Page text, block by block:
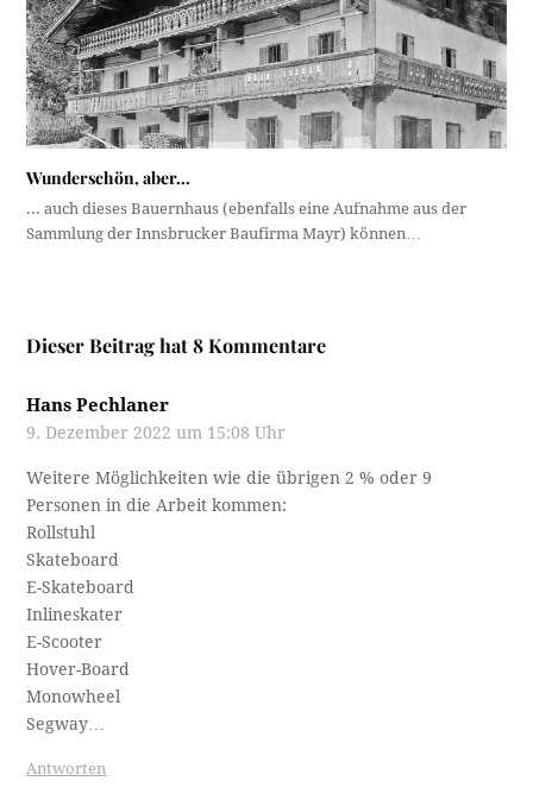
Wunderschön, aber…
... auch dieses Bauernhaus (ebenfalls eine Aufnahme aus der
Sammlung der Innsbrucker Baufirma Mayr) können…
Dieser Beitrag hat 8 Kommentare
Hans Pechlaner
9. Dezember 2022 um 15:08 Uhr
Weitere Möglichkeiten wie die übrigen 2 % oder 9
Personen in die Arbeit kommen:
Rollstuhl
Skateboard
E-Skateboard
Inlineskater
E-Scooter
Hover-Board
Monowheel
Segway…
Antworten